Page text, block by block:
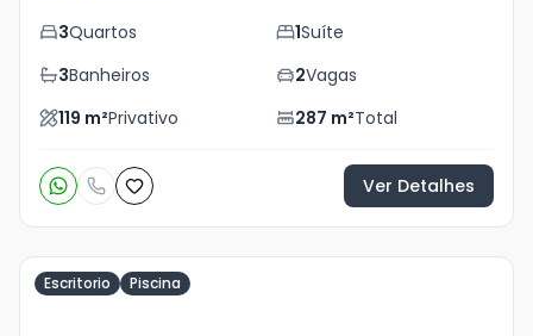
3Quartos 1Suíte
3Banheiros 2Vagas
119 m²Privativo 287 m²Total
Ver Detalhes
Escritorio Piscina